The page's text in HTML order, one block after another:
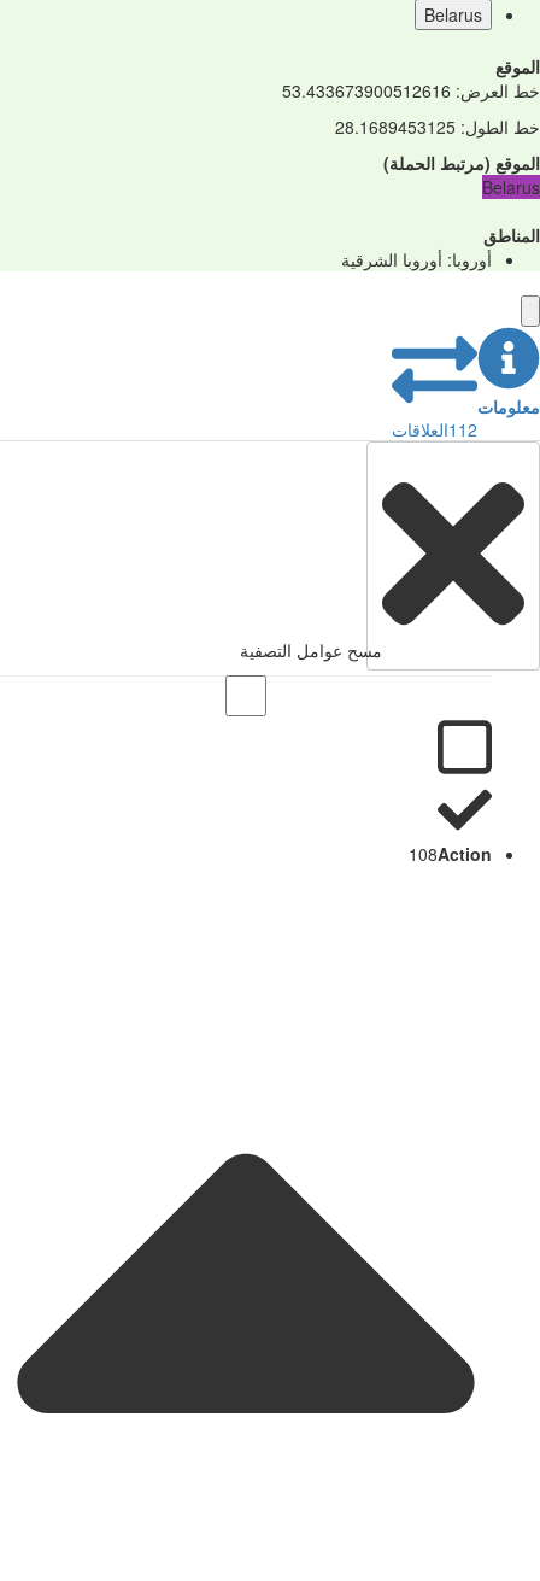
Belarus
الموقع
خط العرض:
53.433673900512616
خط الطول:
28.1689453125
الموقع (مرتبط الحملة)
Belarus
المناطق
أوروبا: أوروبا الشرقية
معلومات
112العلاقات
مسح عوامل التصفية
Action
108